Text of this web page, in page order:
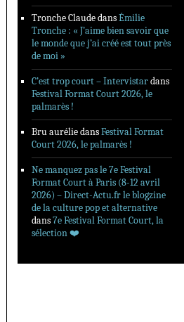
Tronche ClaudedansÉmilie
Tronche : « J’aime bien savoir que
le monde que j’ai créé est tout près
de moi »
C’est trop court – Intervistardans
Festival Format Court 2026, le
palmarès !
Bru auréliedansFestival Format
Court 2026, le palmarès !
Ne manquez pas le 7e Festival
Format Court à Paris (8-12 avril
2026) – Direct-Actu.fr le blogzine
de la culture pop et alternative
dans7e Festival Format Court, la
sélection ❤️‍